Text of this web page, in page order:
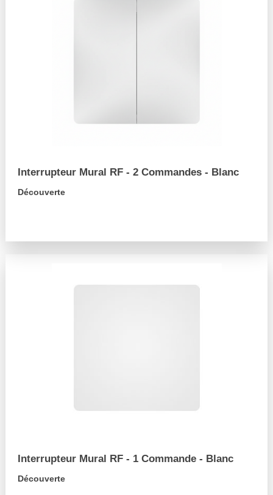
Interrupteur Mural RF - 2 Commandes - Blanc
Découverte
Interrupteur Mural RF - 1 Commande - Blanc
Découverte